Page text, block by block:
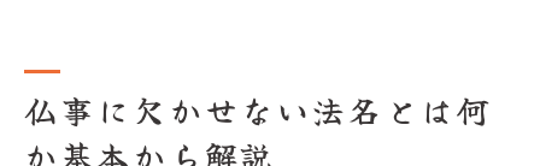
用語集を通じて理解する愛知県の法名文化
法名用語集で押さえるべき基本用語一覧
仏事に欠かせない法名とは何
か基本から解説